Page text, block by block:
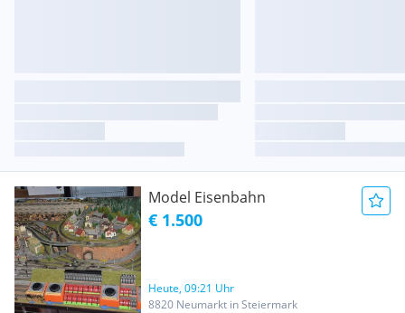
Model Eisenbahn
€ 1.500
Heute, 09:21 Uhr
8820 Neumarkt in Steiermark